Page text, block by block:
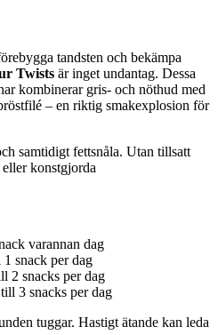
tandsten och bekämpa
Twists är inget undantag. Dessa
kombinerar gris- och nöthud med
– en riktig smakexplosion för
samtidigt fettsnåla. Utan tillsatt
konstgjorda
varannan dag
snack per dag
2 snacks per dag
3 snacks per dag
tuggar. Hastigt ätande kan leda